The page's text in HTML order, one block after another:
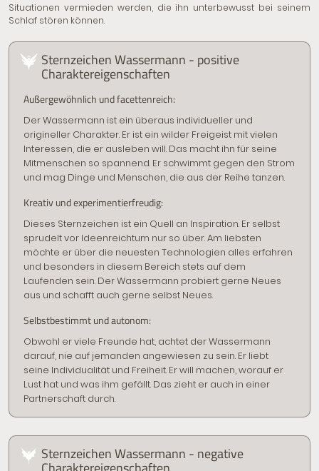
Situationen vermieden werden, die ihn unterbewusst bei seinem
Schlaf stören können.
Sternzeichen Wassermann - positive
Charaktereigenschaften
Außergewöhnlich und facettenreich:
Der Wassermann ist ein überaus individueller und
origineller Charakter. Er ist ein wilder Freigeist mit vielen
Interessen, die er ausleben will. Das macht ihn für seine
Mitmenschen so spannend. Er schwimmt gegen den Strom
und mag Dinge und Menschen, die aus der Reihe tanzen.
Kreativ und experimentierfreudig:
Dieses Sternzeichen ist ein Quell an Inspiration. Er selbst
sprudelt vor Ideenreichtum nur so über. Am liebsten
möchte er über die neuesten Technologien alles erfahren
und besonders in diesem Bereich stets auf dem
Laufenden sein. Der Wassermann probiert gerne Neues
aus und schafft auch gerne selbst Neues.
Selbstbestimmt und autonom:
Obwohl er viele Freunde hat, achtet der Wassermann
darauf, nie auf jemanden angewiesen zu sein. Er liebt
seine Individualität und Freiheit. Er will machen, worauf er
Lust hat und was ihm gefällt. Das zieht er auch in einer
Partnerschaft durch.
Sternzeichen Wassermann - negative